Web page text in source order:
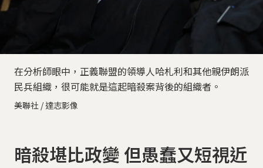
在分析師眼中，正義聯盟的領導人哈札利和其他親伊朗派
民兵組織，很可能就是這起暗殺案背後的組織者。
美聯社 / 達志影像
暗殺堪比政變 但愚蠢又短視近